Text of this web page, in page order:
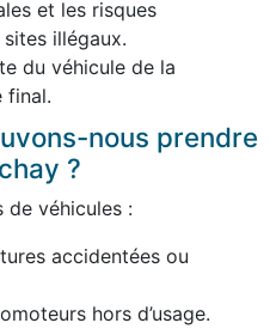
et les risques
illégaux.
du véhicule de la
final.
nous prendre
?
de véhicules :
accidentées ou
hors d’usage.